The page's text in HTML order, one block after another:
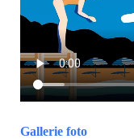
Gallerie foto